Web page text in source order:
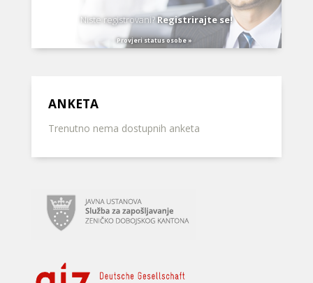
Niste registrovani?Registrirajte se!
Provjeri status osobe »
ANKETA
Trenutno nema dostupnih anketa